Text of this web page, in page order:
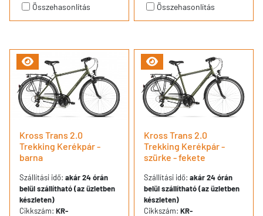
Összehasonlítás Összehasonlítás
Kross Trans 2.0
Trekking Kerékpár -
barna
Szállítási idő: akár 24 órán
belül szállítható (az üzletben
készleten)
Cikkszám: KR-
Kross Trans 2.0
Trekking Kerékpár -
szürke - fekete
Szállítási idő: akár 24 órán
belül szállítható (az üzletben
készleten)
Cikkszám: KR-